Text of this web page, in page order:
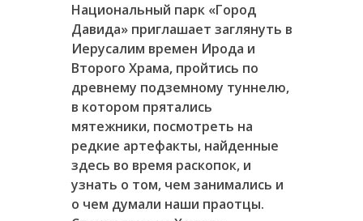
Национальный парк «Город
Давида» приглашает заглянуть в
Иерусалим времен Ирода и
Второго Храма, пройтись по
древнему подземному туннелю,
в котором прятались
мятежники, посмотреть на
редкие артефакты, найденные
здесь во время раскопок, и
узнать о том, чем занимались и
о чем думали наши праотцы.